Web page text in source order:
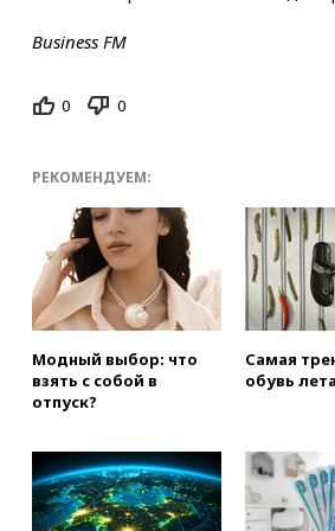
Business FM
0 0
РЕКОМЕНДУЕМ:
Модный выбор: что
взять с собой в
отпуск?
Самая
обувь